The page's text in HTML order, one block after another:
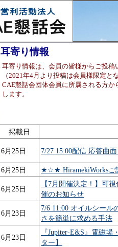
耳寄り情報
耳寄り情報は、会員の皆様からご投
（2021年4月より投稿は会員様限定と
CAE懇話会団体会員に所属される方
します。
掲載日
6月25日 7/27 15:00配信 応答曲
6月25日 ★☆★ HiramekiWorks
6月25日
【7月開催決定！】可
催のお知らせ
6月23日
7/6 11:00 オイルシー
さを簡単に求める手法
6月23日
『Jupiter-E&S』電磁
ター】